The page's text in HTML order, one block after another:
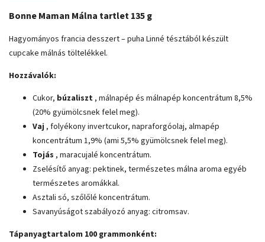
Bonne Maman Málna tartlet 135 g
Hagyományos francia desszert – puha Linné tésztából készült
cupcake málnás töltelékkel.
Hozzávalók:
Cukor, búzaliszt, málnapép és málnapép koncentrátum 8,5%
(20% gyümölcsnek felel meg).
Vaj , folyékony invertcukor, napraforgóolaj, almapép
koncentrátum 1,9% (ami 5,5% gyümölcsnek felel meg).
Tojás , maracujalé koncentrátum.
Zselésítő anyag: pektinek, természetes málna aroma egyéb
természetes aromákkal.
Asztali só, szőlőlé koncentrátum.
Savanyúságot szabályozó anyag: citromsav.
Tápanyagtartalom 100 grammonként: